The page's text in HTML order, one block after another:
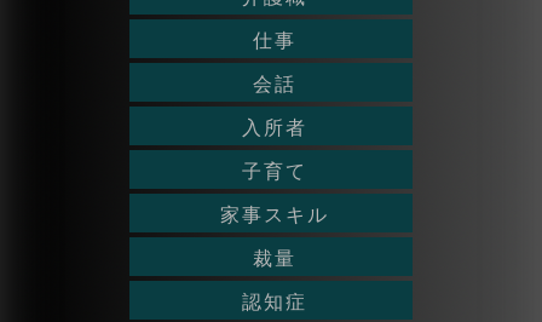
仕事
会話
入所者
子育て
家事スキル
裁量
認知症